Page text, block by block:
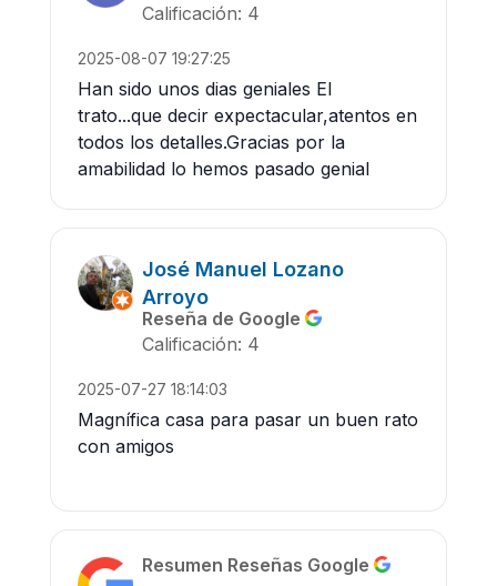
Calificación: 4
2025-08-07 19:27:25
Han sido unos dias geniales El
trato...que decir expectacular,atentos en
todos los detalles.Gracias por la
amabilidad lo hemos pasado genial
José Manuel Lozano
Arroyo
Reseña de Google
Calificación: 4
2025-07-27 18:14:03
Magnífica casa para pasar un buen rato
con amigos
Resumen Reseñas Google